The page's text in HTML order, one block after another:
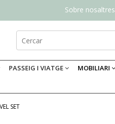
Sobre nosaltres
PASSEIG I VIATGE MOBILIARI
SET